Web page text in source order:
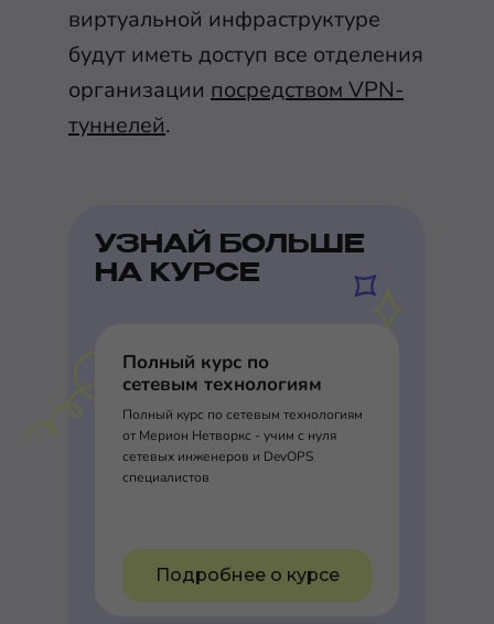
виртуальной инфраструктуре
будут иметь доступ все отделения
организации посредством VPN-
туннелей.
УЗНАЙ БОЛЬШЕ
НА КУРСЕ
Полный курс по
сетевым технологиям
Полный курс по сетевым технологиям
от Мерион Нетворкс - учим с нуля
сетевых инженеров и DevOPS
специалистов
Подробнее о курсе